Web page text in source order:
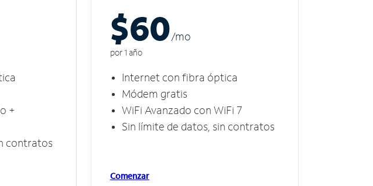
+
contratos
$60/mo
por 1 año
Internet con fibra óptica
Módem gratis
WiFi Avanzado con WiFi 7
Sin límite de datos, sin contratos
Comenzar